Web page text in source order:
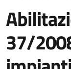
37/